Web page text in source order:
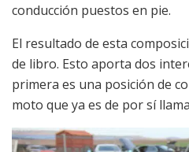
conducción puestos en pie.
El resultado de esta
de libro. Esto aporta dos
primera es una posición de
moto que ya es de por sí